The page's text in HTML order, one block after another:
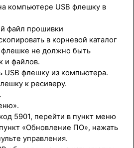
компьютере USB флешку в
файл прошивки
в корневой каталог
флешке не должно быть
и файлов.
USB флешку из компьютера.
к ресиверу.
5901, перейти в пункт меню
«Обновление ПО», нажать
управления.